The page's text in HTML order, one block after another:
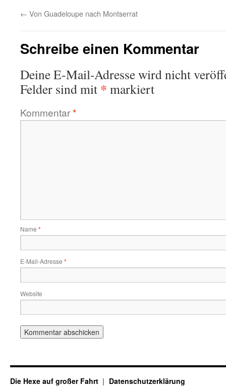
← Von Guadeloupe nach Montserrat
Schreibe einen Kommentar
Deine E-Mail-Adresse wird nicht
Felder sind mit * markiert
Kommentar*
Name *
E-Mail-Adresse *
Website
Die Hexe auf großer Fahrt Datenschutzerklärung